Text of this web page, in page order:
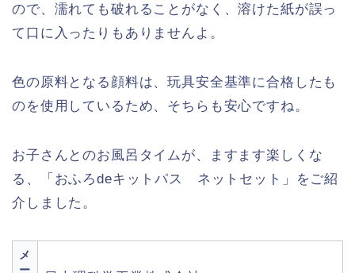
ので、濡れても破れることがなく、溶けた紙が誤っ
て口に入ったりもありませんよ。
色の原料となる顔料は、玩具安全基準に合格したも
のを使用しているため、そちらも安心ですね。
お子さんとのお風呂タイムが、ますます楽しくな
る、「おふろdeキットパス ネットセット」をご紹
介しました。
メ
ー